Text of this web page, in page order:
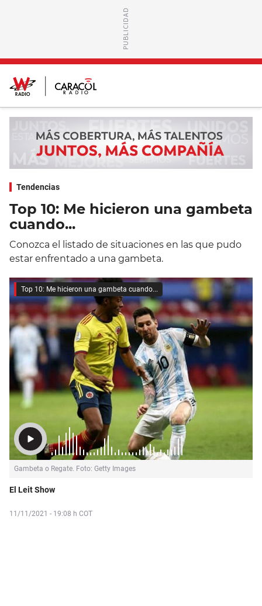
Tendencias
Top 10: Me hicieron una gambeta
cuando...
Conozca el listado de situaciones en las que pudo
estar enfrentado a una gambeta.
Top 10: Me hicieron una gambeta cuando...
Gambeta o Regate. Foto: Getty Images
El Leit Show
11/11/2021 - 19:08 h COT